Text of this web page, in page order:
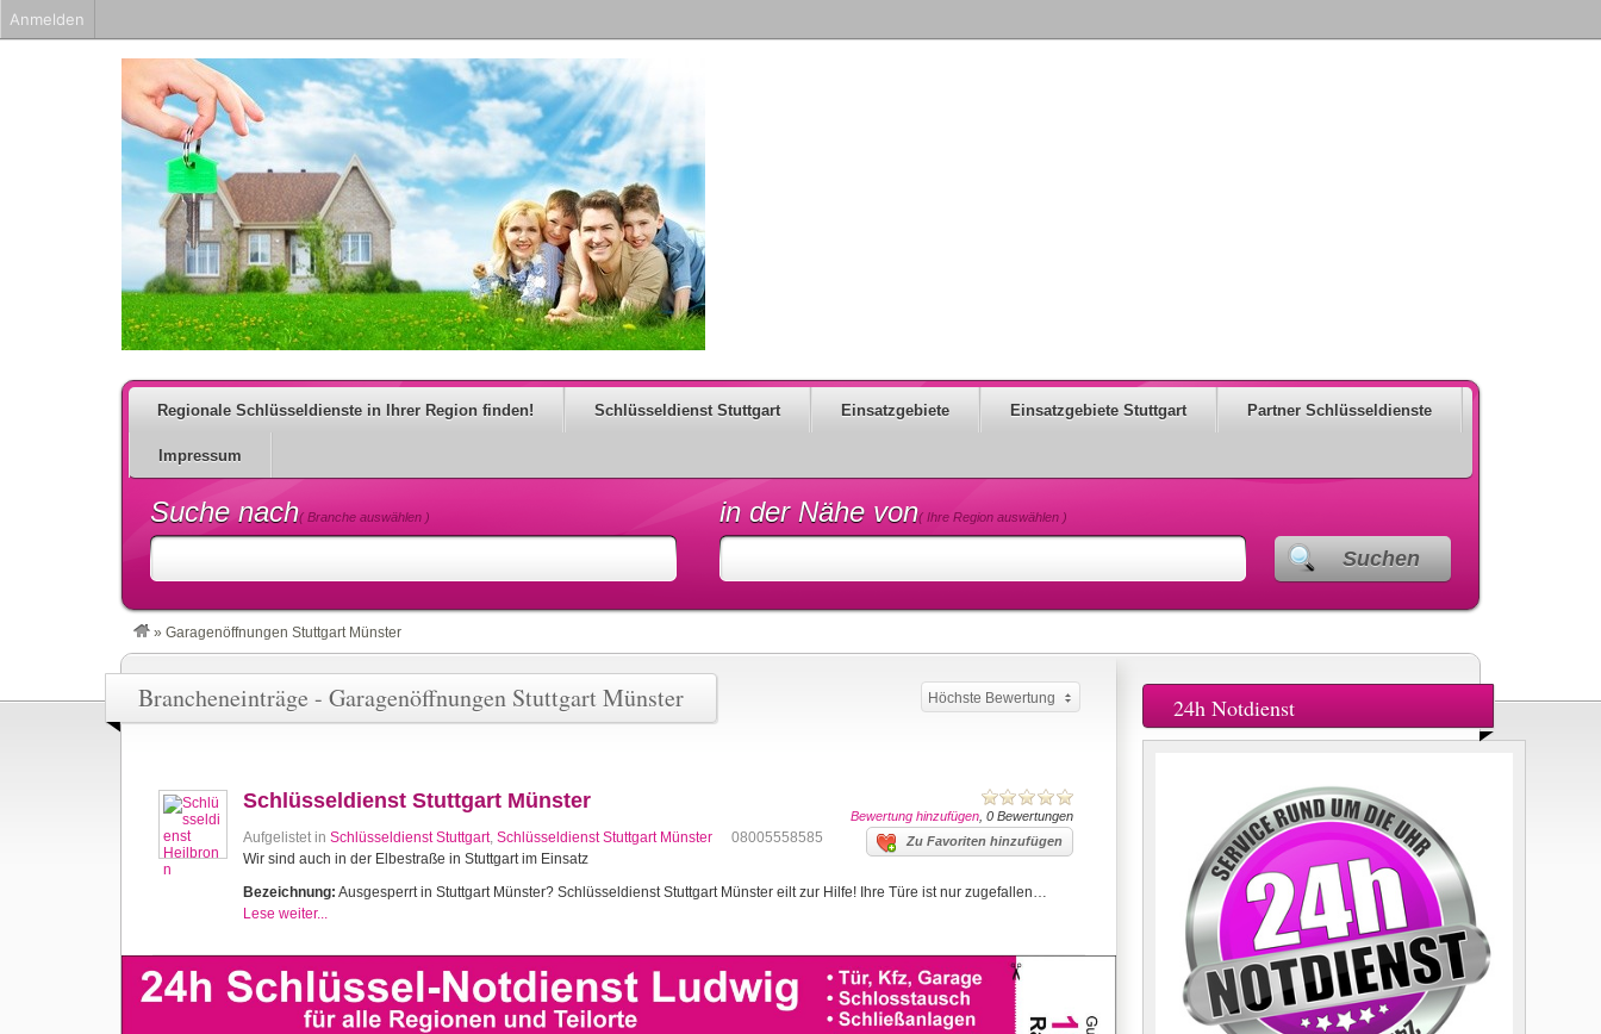
Regionale Schlüsseldienste in Ihrer Region finden! Schlüsseldienst Stuttgart Einsatzgebiete Einsatzgebiete Stuttgart Partner Schlüsseldienste
Impressum
Suche nach( Branche auswählen ) in der Nähe von( Ihre Region auswählen )
Suchen
» Garagenöffnungen Stuttgart Münster
Brancheneinträge - Garagenöffnungen Stuttgart Münster Höchste Bewertung
Bewertung hinzufügen , 0 Bewertungen
Schlüsseldienst Stuttgart Münster
Aufgelistet in Schlüsseldienst Stuttgart, Schlüsseldienst Stuttgart Münster Zu Favoriten hinzufügen
08005558585
Wir sind auch in der Elbestraße in Stuttgart im Einsatz
Bezeichnung: Ausgesperrt in Stuttgart Münster? Schlüsseldienst Stuttgart Münster eilt zur Hilfe! Ihre Türe ist nur zugefallen…
Lese weiter...
24h Notdienst
Anmelden